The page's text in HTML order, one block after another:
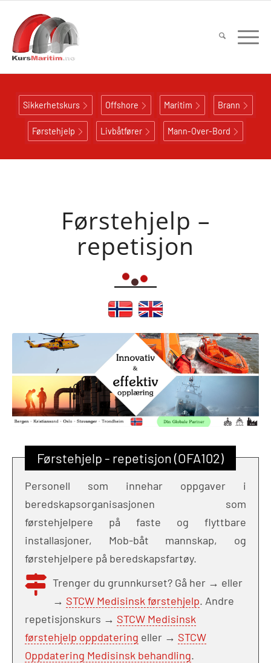
Sikkerhetskurs Offshore Maritim Brann
Førstehjelp Livbåtfører Mann-Over-Bord
Førstehjelp –
repetisjon
Førstehjelp - repetisjon (OFA102)
Personell som innehar oppgaver i
beredskapsorganisasjonen som
førstehjelpere på faste og flyttbare
installasjoner, Mob-båt mannskap, og
førstehjelpere på beredskapsfartøy.
Trenger du grunnkurset? Gå her → eller
→ STCW Medisinsk førstehjelp. Andre
repetisjonskurs → STCW Medisinsk
førstehjelp oppdatering eller → STCW
Oppdatering Medisinsk behandling.